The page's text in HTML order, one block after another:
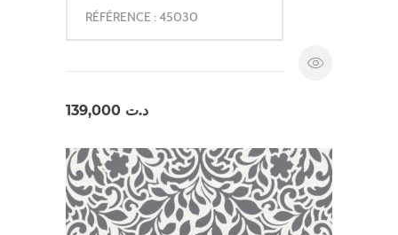
RÉFÉRENCE : 45030
د.ت